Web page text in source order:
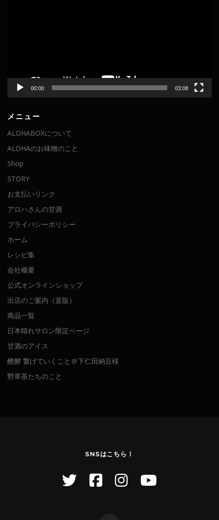
00:00 03:08
メニュー
ALOHABOXについて
ALOHAのお味噌のこと
Shop
STORY
お支払いリンク
アロハさんの甘酒
プライバシーポリシー
ホーム
レシピ集
会社概要
公式オンラインショップ
出店のご案内（直販）
商品一覧
日本晴れサロン限定ページ
甘酒のアイス
醗酵 繋げていくこと＠下仁田納豆様
野草茶たちのこと
SNSはこちら！